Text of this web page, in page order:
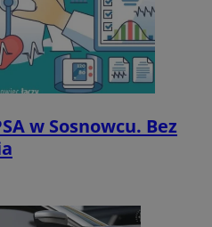
w Sosnowcu. Bez